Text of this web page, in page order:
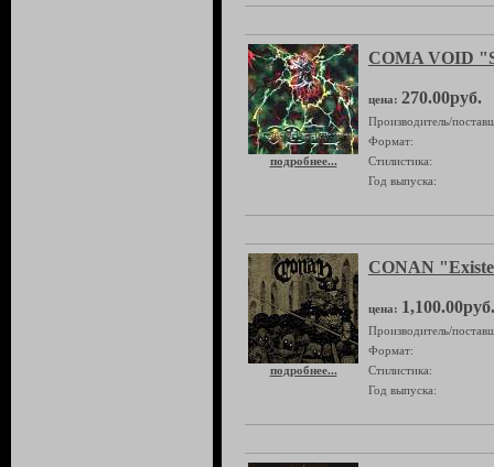
подробнее...
COMA VOID
цена: 270.00руб.
Производитель/
Формат:
Стилистика:
Год выпуска:
подробнее...
CONAN
цена: 1,100.00руб.
Производитель/
Формат:
Стилистика:
Год выпуска: